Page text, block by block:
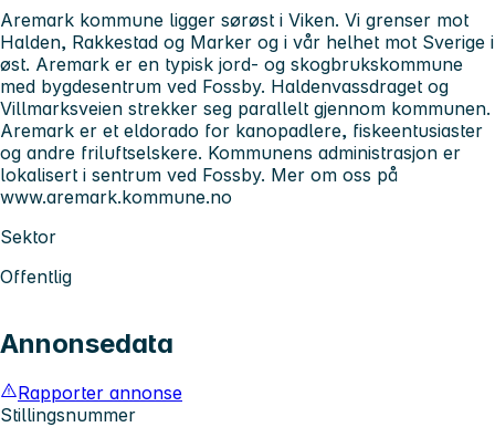
Aremark kommune ligger sørøst i Viken. Vi grenser mot
Halden, Rakkestad og Marker og i vår helhet mot Sverige i
øst. Aremark er en typisk jord- og skogbrukskommune
med bygdesentrum ved Fossby. Haldenvassdraget og
Villmarksveien strekker seg parallelt gjennom kommunen.
Aremark er et eldorado for kanopadlere, fiskeentusiaster
og andre friluftselskere. Kommunens administrasjon er
lokalisert i sentrum ved Fossby. Mer om oss på
www.aremark.kommune.no
Sektor
Offentlig
Annonsedata
Rapporter annonse
Stillingsnummer